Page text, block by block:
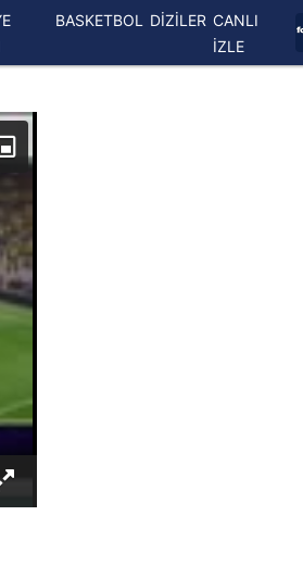
BASKETBOL DİZİLER CANLI
İZLE